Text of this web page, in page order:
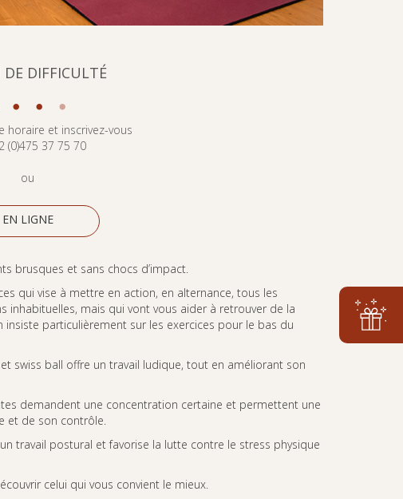
DE DIFFICULTÉ
• • •
horaire et inscrivez-vous
(0)475 37 75 70
ou
EN LIGNE
brusques et sans chocs d’impact.
qui vise à mettre en action, en alternance, tous les
inhabituelles, mais qui vont vous aider à retrouver de la
insiste particulièrement sur les exercices pour le bas du
swiss ball offre un travail ludique, tout en améliorant son
demandent une concentration certaine et permettent une
et de son contrôle.
travail postural et favorise la lutte contre le stress physique
celui qui vous convient le mieux.